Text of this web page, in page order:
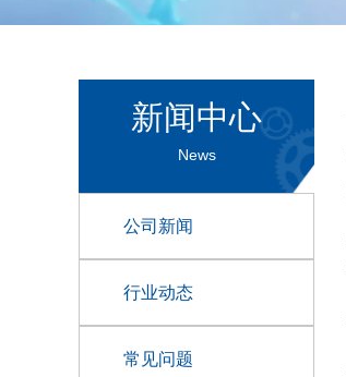
新闻中心
News
公司新闻
行业动态
常见问题